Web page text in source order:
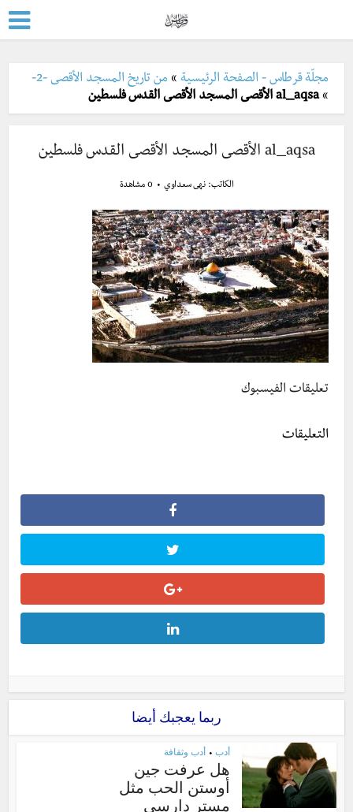
مجلّة قرطاس - الصفحة الرئيسية » من تاريخ المسجد الأقصى -2-
»al_aqsa الأقصى المسجد الأقصى القدس فلسطين
al_aqsa الأقصى المسجد الأقصى القدس فلسطين
الكاتب:نهى سعداوي 0 مشاهدة
تعليقات الفيسبوك
التعليقات
ربما يعجبك أيضا
أدب • أدب وثقافة
هل عرفت جين
أوستن الحب مثل
مستر دارسي